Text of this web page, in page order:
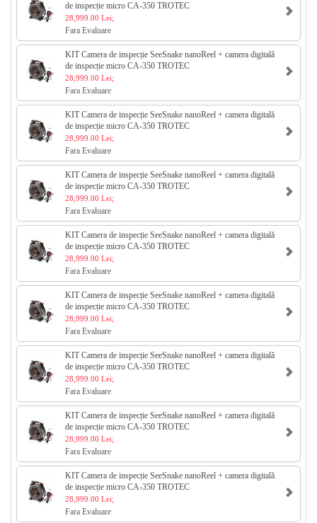
de inspecție micro CA-350 TROTEC
28,999.00 Lei;
Fara Evaluare
KIT Camera de inspecție SeeSnake nanoReel + camera digitală
de inspecție micro CA-350 TROTEC
28,999.00 Lei;
Fara Evaluare
KIT Camera de inspecție SeeSnake nanoReel + camera digitală
de inspecție micro CA-350 TROTEC
28,999.00 Lei;
Fara Evaluare
KIT Camera de inspecție SeeSnake nanoReel + camera digitală
de inspecție micro CA-350 TROTEC
28,999.00 Lei;
Fara Evaluare
KIT Camera de inspecție SeeSnake nanoReel + camera digitală
de inspecție micro CA-350 TROTEC
28,999.00 Lei;
Fara Evaluare
KIT Camera de inspecție SeeSnake nanoReel + camera digitală
de inspecție micro CA-350 TROTEC
28,999.00 Lei;
Fara Evaluare
KIT Camera de inspecție SeeSnake nanoReel + camera digitală
de inspecție micro CA-350 TROTEC
28,999.00 Lei;
Fara Evaluare
KIT Camera de inspecție SeeSnake nanoReel + camera digitală
de inspecție micro CA-350 TROTEC
28,999.00 Lei;
Fara Evaluare
KIT Camera de inspecție SeeSnake nanoReel + camera digitală
de inspecție micro CA-350 TROTEC
28,999.00 Lei;
Fara Evaluare